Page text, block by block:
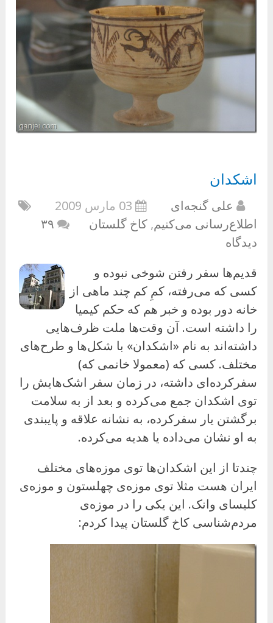
اشکدان
علی گنجه‌ای
03 مارس 2009
اطلاع‌رسانی می‌کنیم,کاخ گلستان
۳۹
دیدگاه
قدیم‌ها سفر رفتن شوخی نبوده و
کسی که می‌رفته، کمِ کم چند ماهی از
خانه دور بوده و خبر هم که حکم کیمیا
را داشته است. آن وقت‌ها ملت ظرف‌هایی
داشته‌اند به نام «اشکدان» با شکل‌ها و طرح‌های
مختلف. کسی که (معمولا خانمی که)
سفرکرده‌ای داشته، در زمان سفر اشک‌هایش را
توی اشکدان جمع می‌کرده و بعد از به سلامت
برگشتن یار سفرکرده، به نشانه علاقه و پایبندی
به او نشان می‌داده یا هدیه می‌کرده.
چندتا از این اشکدان‌ها توی موزه‌های مختلف
ایران هست مثلا توی موزه‌ی چهلستون و موزه‌ی
کلیسای وانک. این یکی را در موزه‌ی
مردم‌شناسی کاخ گلستان پیدا کردم: